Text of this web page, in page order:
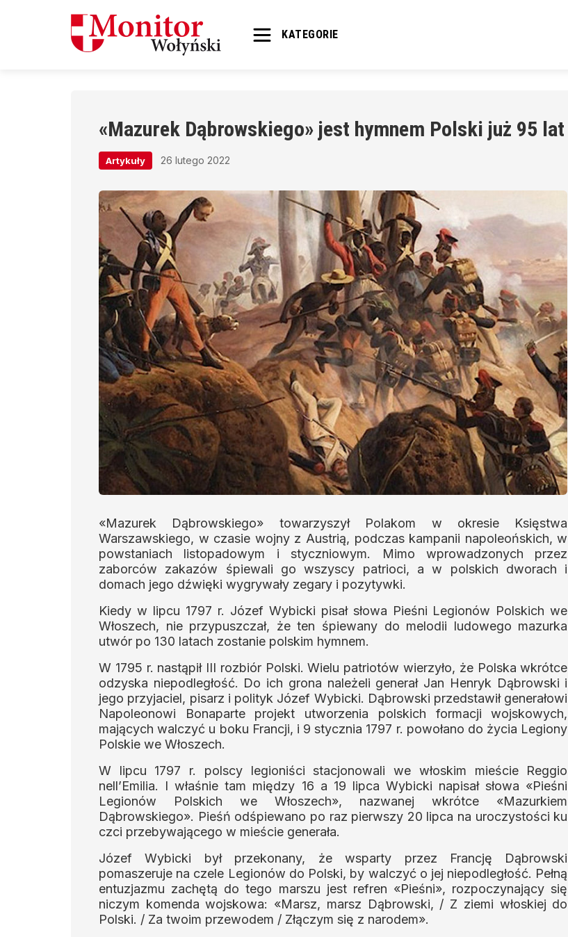
KATEGORIE
«Mazurek Dąbrowskiego» jest hymnem Polski już 95 lat
Artykuły 26 lutego 2022
«Mazurek Dąbrowskiego» towarzyszył Polakom w okresie Księstwa
Warszawskiego, w czasie wojny z Austrią, podczas kampanii napoleońskich, w
powstaniach listopadowym i styczniowym. Mimo wprowadzonych przez
zaborców zakazów śpiewali go wszyscy patrioci, a w polskich dworach i
domach jego dźwięki wygrywały zegary i pozytywki.
Kiedy w lipcu 1797 r. Józef Wybicki pisał słowa Pieśni Legionów Polskich we
Włoszech, nie przypuszczał, że ten śpiewany do melodii ludowego mazurka
utwór po 130 latach zostanie polskim hymnem.
W 1795 r. nastąpił III rozbiór Polski. Wielu patriotów wierzyło, że Polska wkrótce
odzyska niepodległość. Do ich grona należeli generał Jan Henryk Dąbrowski i
jego przyjaciel, pisarz i polityk Józef Wybicki. Dąbrowski przedstawił generałowi
Napoleonowi Bonaparte projekt utworzenia polskich formacji wojskowych,
mających walczyć u boku Francji, i 9 stycznia 1797 r. powołano do życia Legiony
Polskie we Włoszech.
W lipcu 1797 r. polscy legioniści stacjonowali we włoskim mieście Reggio
nell’Emilia. I właśnie tam między 16 a 19 lipca Wybicki napisał słowa «Pieśni
Legionów Polskich we Włoszech», nazwanej wkrótce «Mazurkiem
Dąbrowskiego». Pieśń odśpiewano po raz pierwszy 20 lipca na uroczystości ku
czci przebywającego w mieście generała.
Józef Wybicki był przekonany, że wsparty przez Francję Dąbrowski
pomaszeruje na czele Legionów do Polski, by walczyć o jej niepodległość. Pełną
entuzjazmu zachętą do tego marszu jest refren «Pieśni», rozpoczynający się
niczym komenda wojskowa: «Marsz, marsz Dąbrowski, / Z ziemi włoskiej do
Polski. / Za twoim przewodem / Złączym się z narodem».